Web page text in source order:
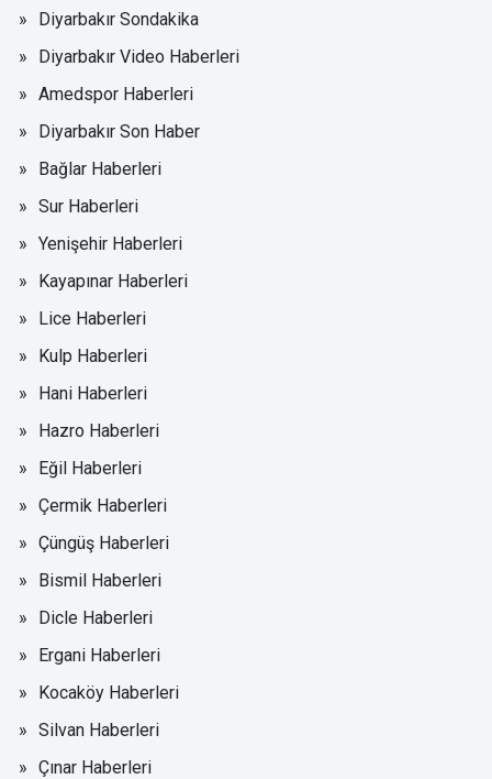
Diyarbakır Sondakika
Diyarbakır Video Haberleri
Amedspor Haberleri
Diyarbakır Son Haber
Bağlar Haberleri
Sur Haberleri
Yenişehir Haberleri
Kayapınar Haberleri
Lice Haberleri
Kulp Haberleri
Hani Haberleri
Hazro Haberleri
Eğil Haberleri
Çermik Haberleri
Çüngüş Haberleri
Bismil Haberleri
Dicle Haberleri
Ergani Haberleri
Kocaköy Haberleri
Silvan Haberleri
Çınar Haberleri